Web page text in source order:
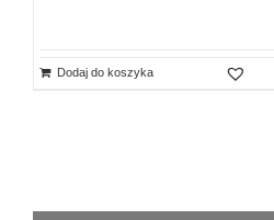
Dodaj do koszyka